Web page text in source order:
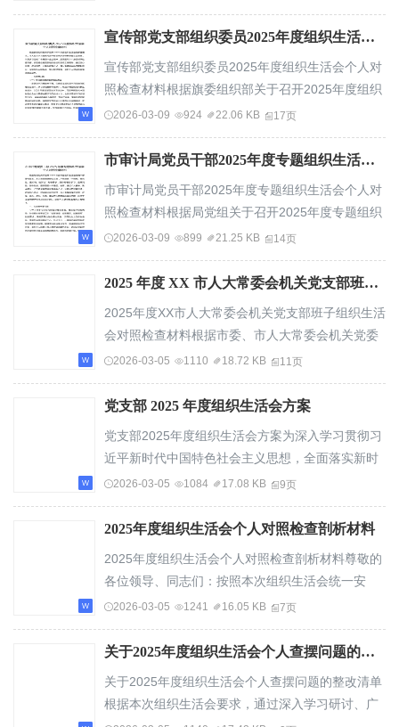
宣传部党支部组织委员2025年度组织生活会个人对照检查材料
宣传部党支部组织委员2025年度组织生活会个人对
照检查材料根据旗委组织部关于召开2025年度组织
生活会的部署要求，本人深入学习贯彻习近平新...
2026-03-09 924 22.06 KB 17页
市审计局党员干部2025年度专题组织生活会个人对照检查材料
市审计局党员干部2025年度专题组织生活会个人对
照检查材料根据局党组关于召开2025年度专题组织
生活会的统一部署和要求，本人紧紧围绕会议主...
2026-03-09 899 21.25 KB 14页
2025 年度 XX 市人大常委会机关党支部班子组织生活会对照检查材料
2025年度XX市人大常委会机关党支部班子组织生活
会对照检查材料根据市委、市人大常委会机关党委
关于召开2025年度基层党组织组织生活会和开展...
2026-03-05 1110 18.72 KB 11页
党支部 2025 年度组织生活会方案
党支部2025年度组织生活会方案为深入学习贯彻习
近平新时代中国特色社会主义思想，全面落实新时
代党的建设总要求和新时代党的组织路线，严格...
2026-03-05 1084 17.08 KB 9页
2025年度组织生活会个人对照检查剖析材料
2025年度组织生活会个人对照检查剖析材料尊敬的
各位领导、同志们：按照本次组织生活会统一安
排，我紧紧围绕学习贯彻党的创新理论、加强党
2026-03-05 1241 16.05 KB 7页
关于2025年度组织生活会个人查摆问题的整改清单
关于2025年度组织生活会个人查摆问题的整改清单
根据本次组织生活会要求，通过深入学习研讨、广